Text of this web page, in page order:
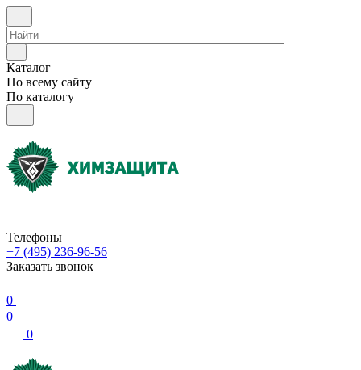
Каталог
По всему сайту
По каталогу
Телефоны
+7 (495) 236-96-56
Заказать звонок
0
0
0